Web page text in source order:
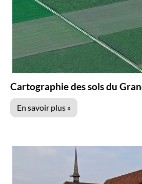
d
e
e
c
h
r
Cartographie des sols du
En savoir plus »